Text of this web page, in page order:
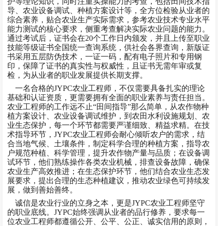
导、农业设备调试、种植方案设计等，全方位检验从业者的
综合素养，贴合农业生产实际需求，参考农业技术专业水平
能力测试的核心要求，侧重考查解决实际农业问题的能力。
通过考试后，证书会在20个工作日内颁发，并且上传至职业
技能等级证书全国统一查询系统，供社会各界查询，新版证
书采用五层防伪技术，一证一码，配有电子照片和专用钢
印，保障了证书的真实性与权威性，且证书无需年审或复
检，为从业者的职业发展提供长期支撑。
一名合格的JYPC农业工程师，不仅需要具备扎实的理论
基础和认证资质，更需要拥有全面的职业素养与责任担当。
农业工程师的工作远不止“田间指导”那么简单，从农作物种
植方案设计、农业设备调试维护，到农田水利设施规划、农
业生态保护，每一个环节都需要严谨细致、精益求精。在技
术指导环节，JYPC农业工程师会耐心倾听农户的需求，结
合当地气候、土壤条件，制定科学合理的种植方案，指导农
户规范种植、科学管理，提升农作物产量与品质；在设备调
试环节，他们熟练操作各类农业机械，排查设备故障，确保
农业生产高效推进；在生态保护环节，他们结合农业生态发
展要求，提出合理的生态种植建议，推动农业绿色可持续发
展，做到善始善终。
诚信是农业行业的立身之本，更是JYPC农业工程师坚守
的职业底线。JYPC始终强调从业者的品行修养，要求每一
位农业工程师都遵循公开、公平、公正、诚实信用的原则，